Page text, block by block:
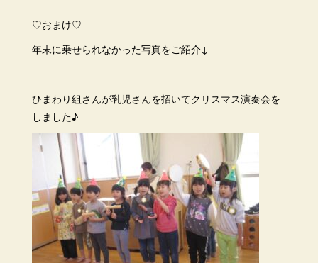
♡おまけ♡
年末に乗せられなかった写真をご紹介↓
ひまわり組さんが乳児さんを招いてクリスマス演奏会を
しました♪